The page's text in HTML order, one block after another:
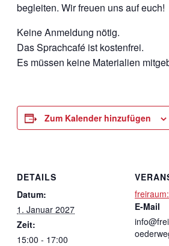
begleiten. Wir freuen uns auf euch!
Keine Anmeldung nötig.
Das Sprachcafé ist kostenfrei.
Es müssen keine Materialien
Zum Kalender hinzufügen
DETAILS
Datum:
1. Januar 2027
Zeit:
15:00 - 17:00
freiraum:
E-Mail